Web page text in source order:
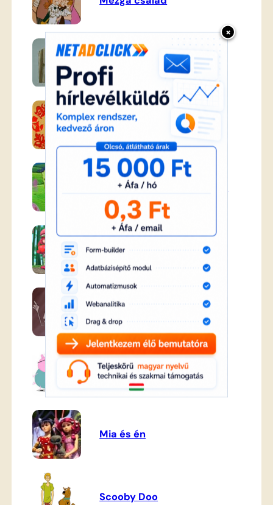
×
Frakk a macskák réme
Magyar népmesék
Spongyabob kockanadrág
Eperke és barátai
Peppa malac
Mia és én
Scooby Doo